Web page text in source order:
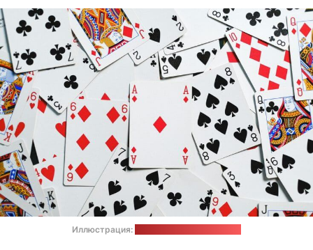
Иллюстрация: